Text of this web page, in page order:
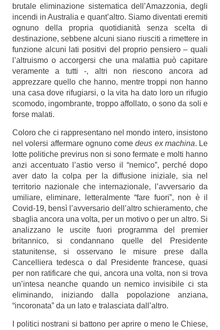
brutale eliminazione sistematica dell’Amazzonia, degli
incendi in Australia e quant’altro. Siamo diventati eremiti
ognuno della propria quotidianità senza scelta di
destinazione, sebbene alcuni siano riusciti a rimettere in
funzione alcuni lati positivi del proprio pensiero – quali
l’altruismo o accorgersi che una malattia può capitare
veramente a tutti -, altri non riescono ancora ad
apprezzare quello che hanno, mentre troppi non hanno
una casa dove rifugiarsi, o la vita ha dato loro un rifugio
scomodo, ingombrante, troppo affollato, o sono da soli e
forse malati.
Coloro che ci rappresentano nel mondo intero, insistono
nel volersi affermare ognuno comedeus ex machina. Le
lotte politiche previrus non si sono fermate e molti hanno
anzi accentuato l’astio verso il “nemico”, perché dopo
aver dato la colpa per la diffusione iniziale, sia nel
territorio nazionale che internazionale, l’avversario da
umiliare, eliminare, letteralmente “fare fuori”, non è il
Covid-19, bensì l’avversario dell’altro schieramento, che
sbaglia ancora una volta, per un motivo o per un altro. Si
analizzano le uscite fuori programma del premier
britannico, si condannano quelle del Presidente
statunitense, si osservano le misure prese dalla
Cancelliera tedesca o dal Presidente francese, quasi
per non ratificare che qui, ancora una volta, non si trova
un’intesa neanche quando un nemico invisibile ci sta
eliminando, iniziando dalla popolazione anziana,
“incoronata” da un lato e tralasciata dall’altro.
I politici nostrani si battono per aprire o meno le Chiese,